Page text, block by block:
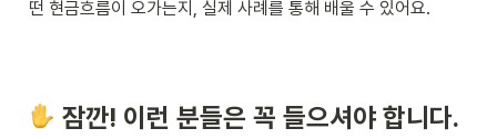
떤 현금흐름이 오가는지, 실제 사례를 통해 배울 수 있어요.
잠깐! 이런 분들은 꼭 들으셔야 합니다.